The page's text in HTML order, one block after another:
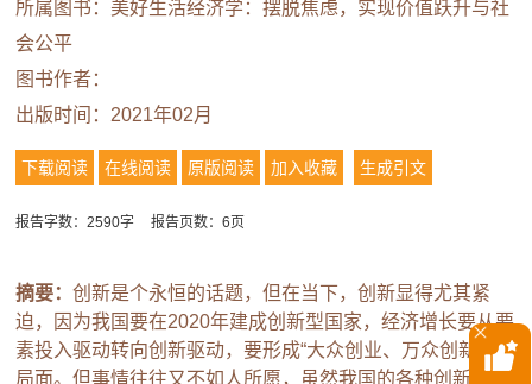
所属图书： 美好生活经济学：摆脱焦虑，实现价值跃升与社
会公平
图书作者：
出版时间：2021年02月
下载阅读 在线阅读 原版阅读 加入收藏 生成引文
报告字数：2590字 报告页数：6页
摘要：创新是个永恒的话题，但在当下，创新显得尤其紧
迫，因为我国要在2020年建成创新型国家，经济增长要从要
素投入驱动转向创新驱动，要形成“大众创业、万众创新”的
局面。但事情往往又不如人所愿，虽然我国的各种创新取得